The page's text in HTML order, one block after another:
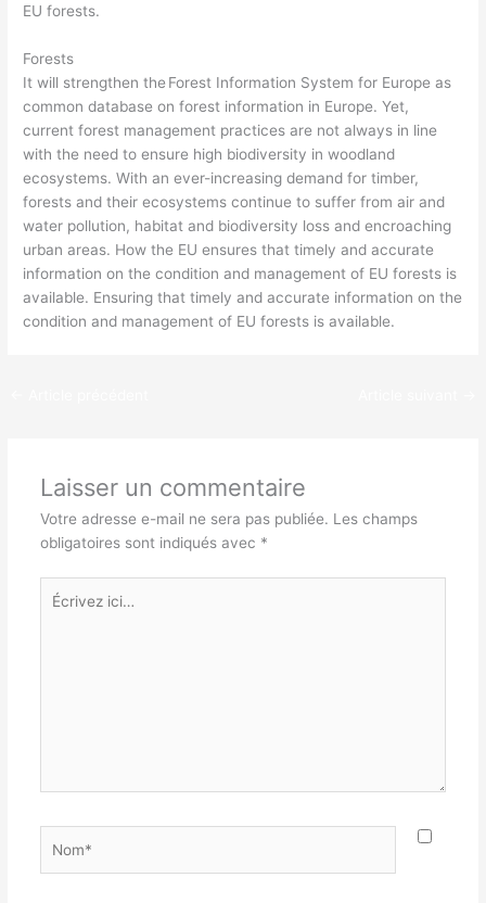
EU forests.
Forests
It will strengthen the Forest Information System for Europe as
common database on forest information in Europe. Yet,
current forest management practices are not always in line
with the need to ensure high biodiversity in woodland
ecosystems. With an ever-increasing demand for timber,
forests and their ecosystems continue to suffer from air and
water pollution, habitat and biodiversity loss and encroaching
urban areas. How the EU ensures that timely and accurate
information on the condition and management of EU forests is
available. Ensuring that timely and accurate information on the
condition and management of EU forests is available.
Laisser un commentaire
Votre adresse e-mail ne sera pas publiée. Les champs
obligatoires sont indiqués avec *
Écrivez
ici…